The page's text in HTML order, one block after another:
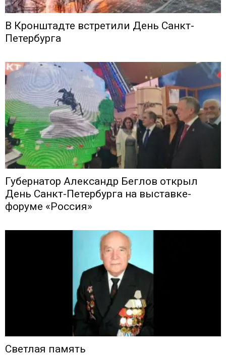
В Кронштадте встретили День Санкт-
Петербурга
Губернатор Александр Беглов открыл
День Санкт-Петербурга на выставке-
форуме «Россия»
Светлая память